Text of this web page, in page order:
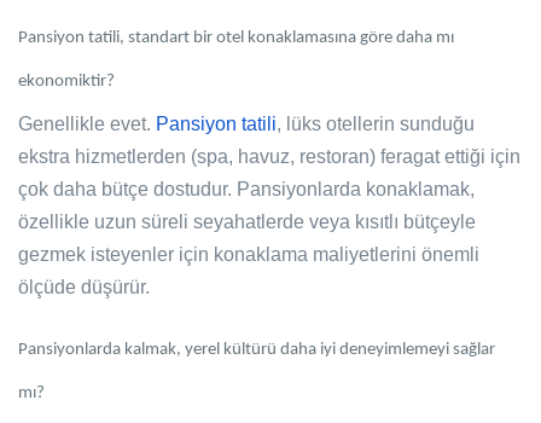
Pansiyon tatili, standart bir otel konaklamasına göre daha mı
ekonomiktir?
Genellikle evet. Pansiyon tatili, lüks otellerin sunduğu
ekstra hizmetlerden (spa, havuz, restoran) feragat ettiği için
çok daha bütçe dostudur. Pansiyonlarda konaklamak,
özellikle uzun süreli seyahatlerde veya kısıtlı bütçeyle
gezmek isteyenler için konaklama maliyetlerini önemli
ölçüde düşürür.
Pansiyonlarda kalmak, yerel kültürü daha iyi deneyimlemeyi sağlar
mı?